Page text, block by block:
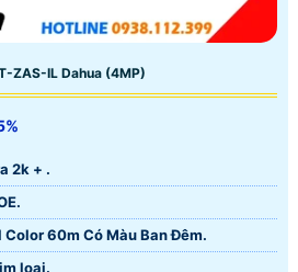
ZAS-IL Dahua (4MP)
2k + .
Color 60m Có Màu Ban Ðêm.
loại.